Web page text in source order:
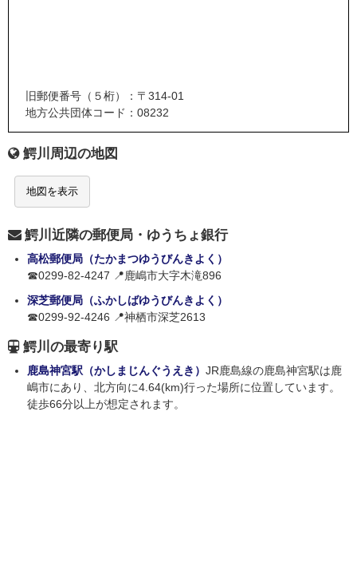
旧郵便番号（５桁）：〒314-01
地方公共団体コード：08232
鰐川周辺の地図
地図を表示
鰐川近隣の郵便局・ゆうちょ銀行
高松郵便局（たかまつゆうびんきよく）
☎0299-82-4247 📍鹿嶋市大字木滝896
深芝郵便局（ふかしばゆうびんきよく）
☎0299-92-4246 📍神栖市深芝2613
鰐川の最寄り駅
鹿島神宮駅（かしまじんぐうえき） JR鹿島線の鹿島神宮駅は鹿
嶋市にあり、北方向に4.64(km)行った場所に位置しています。
徒歩66分以上が想定されます。